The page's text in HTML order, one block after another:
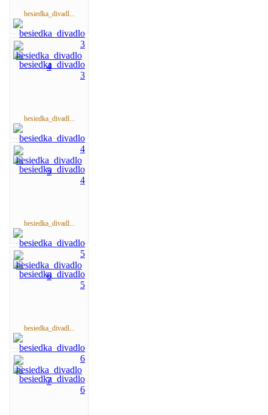
besiedka_divadl...
besiedka_divadl...
besiedka_divadl...
besiedka_divadl...